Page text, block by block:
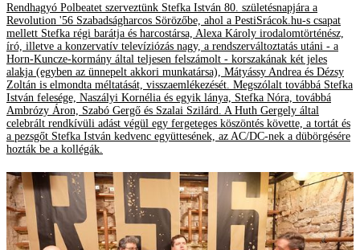
Rendhagyó Polbeatet szerveztünk Stefka István 80. születésnapjára a
Revolution '56 Szabadságharcos Sörözőbe, ahol a PestiSrácok.hu-s csapat
mellett Stefka régi barátja és harcostársa, Alexa Károly irodalomtörténész,
író, illetve a konzervatív televíziózás nagy, a rendszerváltoztatás utáni - a
Horn-Kuncze-kormány által teljesen felszámolt - korszakának két jeles
alakja (egyben az ünnepelt akkori munkatársa), Mátyássy Andrea és Dézsy
Zoltán is elmondta méltatását, visszaemlékezését. Megszólalt továbbá Stefka
István felesége, Naszályi Kornélia és egyik lánya, Stefka Nóra, továbbá
Ambrózy Áron, Szabó Gergő és Szalai Szilárd. A Huth Gergely által
celebrált rendkívüli adást végül egy fergeteges köszöntés követte, a tortát és
a pezsgőt Stefka István kedvenc együttesének, az AC/DC-nek a dübörgésére
hozták be a kollégák.